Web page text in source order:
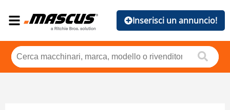
Inserisci un annuncio!